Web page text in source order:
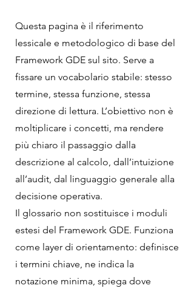
Questa pagina è il riferimento
lessicale e metodologico di base del
Framework GDE sul sito. Serve a
fissare un vocabolario stabile: stesso
termine, stessa funzione, stessa
direzione di lettura. L’obiettivo non è
moltiplicare i concetti, ma rendere
più chiaro il passaggio dalla
descrizione al calcolo, dall’intuizione
all’audit, dal linguaggio generale alla
decisione operativa.
Il glossario non sostituisce i moduli
estesi del Framework GDE. Funziona
come layer di orientamento: definisce
i termini chiave, ne indica la
notazione minima, spiega dove